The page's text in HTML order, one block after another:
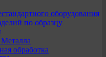
оборудования
по образцу
обработка